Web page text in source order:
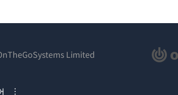
Limited